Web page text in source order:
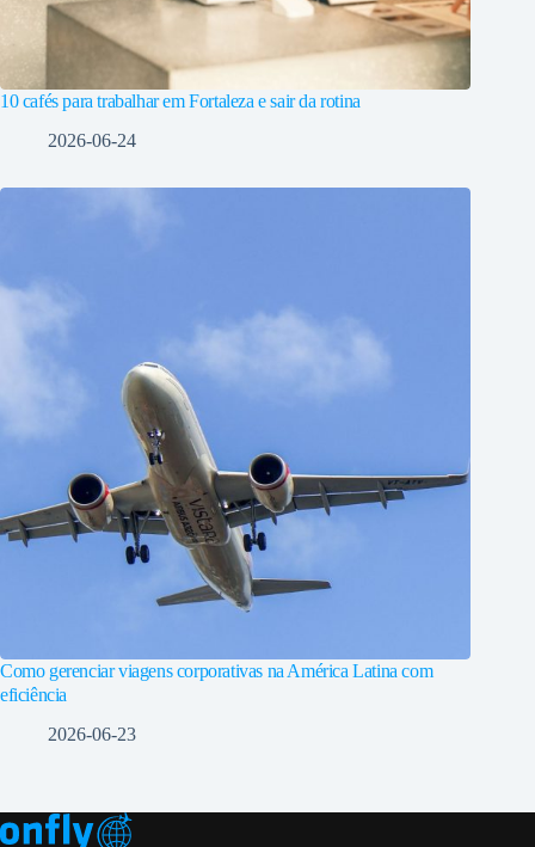
10 cafés para trabalhar em Fortaleza e sair da rotina
2026-06-24
Como gerenciar viagens corporativas na América Latina com
eficiência
2026-06-23